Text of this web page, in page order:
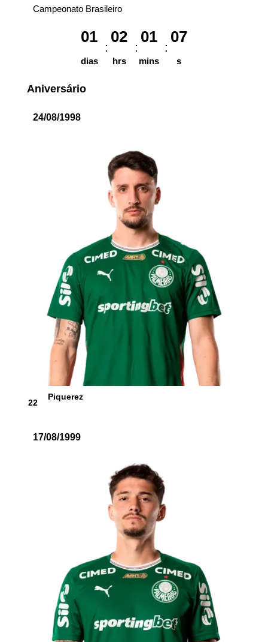
Campeonato Brasileiro
01
dias
02
hrs
01
mins
07
s
Aniversário
24/08/1998
22
Piquerez
17/08/1999